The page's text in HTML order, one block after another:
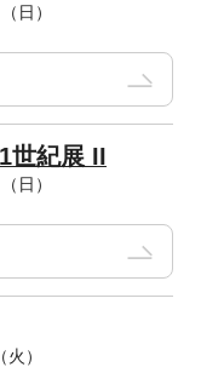
日）
世紀展 II
日）
）